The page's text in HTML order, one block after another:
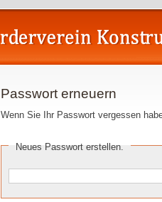
Passwort erneuern
Wenn Sie Ihr Passwort vergessen
Neues Passwort erstellen.